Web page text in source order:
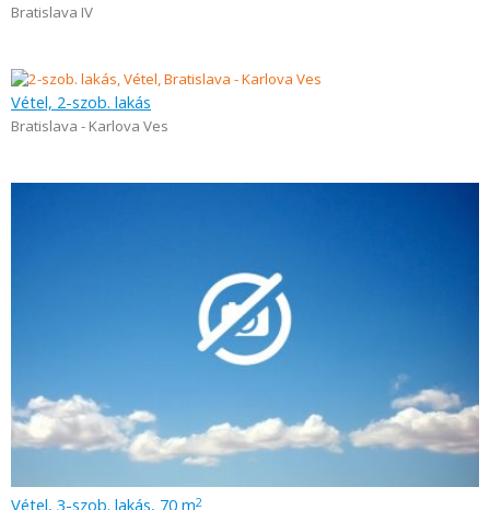
Bratislava IV
Vétel, 2-szob. lakás
Bratislava - Karlova Ves
Vétel, 3-szob. lakás, 70 m2